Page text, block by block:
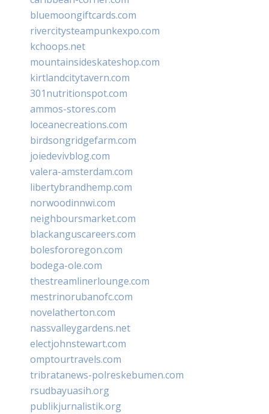
bluemoongiftcards.com
rivercitysteampunkexpo.com
kchoops.net
mountainsideskateshop.com
kirtlandcitytavern.com
301nutritionspot.com
ammos-stores.com
loceanecreations.com
birdsongridgefarm.com
joiedevivblog.com
valera-amsterdam.com
libertybrandhemp.com
norwoodinnwi.com
neighboursmarket.com
blackanguscareers.com
bolesfororegon.com
bodega-ole.com
thestreamlinerlounge.com
mestrinorubanofc.com
novelatherton.com
nassvalleygardens.net
electjohnstewart.com
omptourtravels.com
tribratanews-polreskebumen.com
rsudbayuasih.org
publikjurnalistik.org